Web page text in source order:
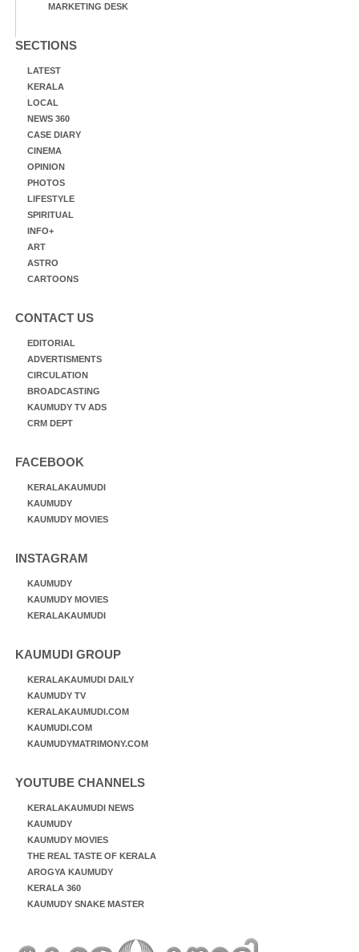
MARKETING DESK
SECTIONS
LATEST
KERALA
LOCAL
NEWS 360
CASE DIARY
CINEMA
OPINION
PHOTOS
LIFESTYLE
SPIRITUAL
INFO+
ART
ASTRO
CARTOONS
CONTACT US
EDITORIAL
ADVERTISMENTS
CIRCULATION
BROADCASTING
KAUMUDY TV ADS
CRM DEPT
FACEBOOK
KERALAKAUMUDI
KAUMUDY
KAUMUDY MOVIES
INSTAGRAM
KAUMUDY
KAUMUDY MOVIES
KERALAKAUMUDI
KAUMUDI GROUP
KERALAKAUMUDI DAILY
KAUMUDY TV
KERALAKAUMUDI.COM
KAUMUDI.COM
KAUMUDYMATRIMONY.COM
YOUTUBE CHANNELS
KERALAKAUMUDI NEWS
KAUMUDY
KAUMUDY MOVIES
THE REAL TASTE OF KERALA
AROGYA KAUMUDY
KERALA 360
KAUMUDY SNAKE MASTER